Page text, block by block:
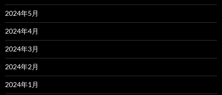
2024年5月
2024年4月
2024年3月
2024年2月
2024年1月